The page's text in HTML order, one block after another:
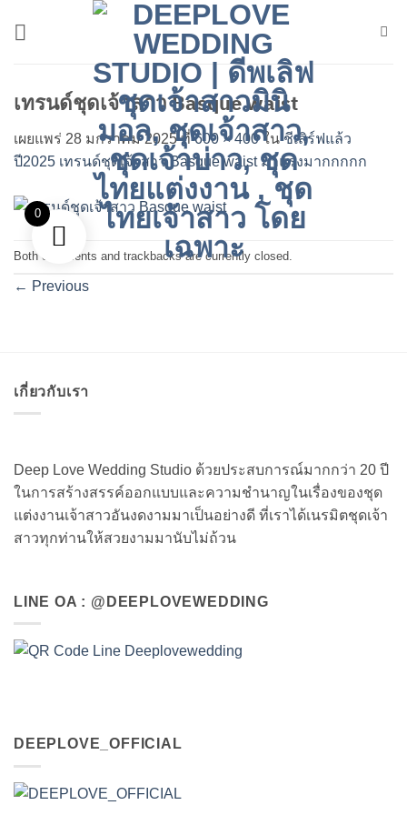
เทรนด์ชุดเจ้าสาว Basque waist
เผยแพร่ 28 มกราคม 2025ที่600 × 400ในชีเสิร์ฟแล้ว
ปี2025 เทรนด์ชุดเจ้าสาว Basque waist มาแรงมากกกกก
Both comments and trackbacks are currently closed.
← Previous
เกี่ยวกับเรา
Deep Love Wedding Studio ด้วยประสบการณ์มากกว่า 20 ปี
ในการสร้างสรรค์ออกแบบและความชำนาญในเรื่องของชุด
แต่งงานเจ้าสาวอันงดงามมาเป็นอย่างดี ที่เราได้เนรมิตชุดเจ้า
สาวทุกท่านให้สวยงามมานับไม่ถ้วน
LINE OA : @DEEPLOVEWEDDING
DEEPLOVE_OFFICIAL
0